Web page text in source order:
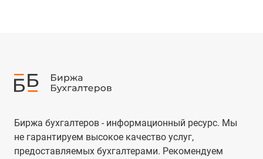
Биржа бухгалтеров - информационный ресурс. Мы
не гарантируем высокое качество услуг,
предоставляемых бухгалтерами. Рекомендуем